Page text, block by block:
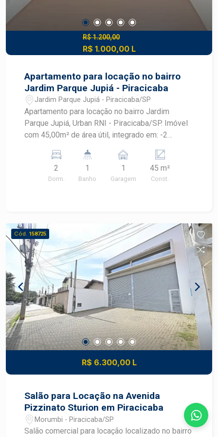
R$ 1.200,00
R$ 1.000,00 L
Apartamento para locação no bairro
Jardim Parque Jupiá - Piracicaba
Jardim Parque Jupiá - Piracicaba/SP
Apartamento para locação no bairro Jardim
Parque Jupiá, Urban RNI - Piracicaba/SP. Imóvel
com 45,00m² de área útil, integrado em: -2
cozinha; -Banheiro social; -Área de serviço; -1
vaga de garagem; Diferenciais do imóvel: -Piso
cerâmico e laminado; -Infraestrutura para
condomínio, conta com: -Portaria 24 horas com
sistema passa-volumes; -Piscina adulto e
infantil; -Espaço fitness coberto; -Academia ao ar
livre; -Mini campo gramado; -Salão de festas; -
Quiosques com churrasqueira; -Bicicletário; -
Redário; -Horta comunitária; -Vagas para
visitantes; Agende uma visita e conheça essa
excelente oportunidade!
2
Dorm.
1
Banho
1
Garagem
45 m²
Const.
Cód. 158725
R$ 6.300,00 L
Salão para Locação na Avenida
Pizzinato Sturion em Piracicaba
Morumbi - Piracicaba/SP
Salão comercial para locação localizado no bairro